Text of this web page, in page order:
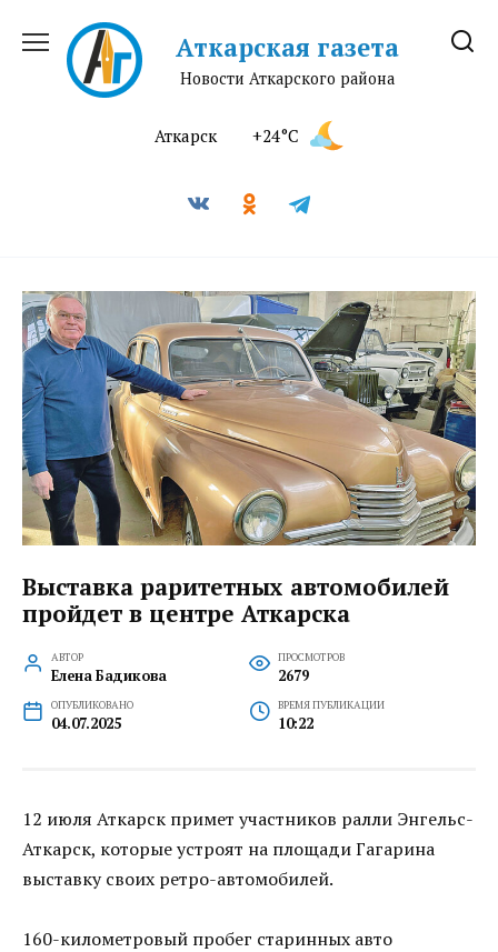
содержанию
Аткарская газета
Новости Аткарского района
Аткарск +24°C
Выставка раритетных автомобилей
пройдет в центре Аткарска
АВТОР
Елена Бадикова
ПРОСМОТРОВ
2679
ОПУБЛИКОВАНО
04.07.2025
ВРЕМЯ ПУБЛИКАЦИИ
10:22
12 июля Аткарск примет участников ралли Энгельс-
Аткарск, которые устроят на площади Гагарина
выставку своих ретро-автомобилей.
160-километровый пробег старинных авто